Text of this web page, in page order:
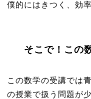
僕的にはきつく、効
そこで！この
この数学の受講では
の授業で扱う問題が